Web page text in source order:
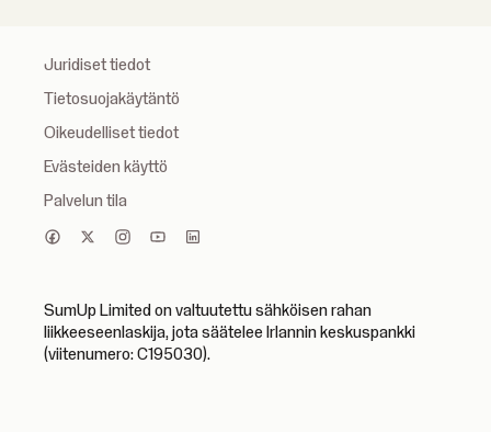
Juridiset tiedot
Tietosuojakäytäntö
Oikeudelliset tiedot
Evästeiden käyttö
Palvelun tila
SumUp Limited on valtuutettu sähköisen rahan
liikkeeseenlaskija, jota säätelee Irlannin keskuspankki
(viitenumero: C195030).